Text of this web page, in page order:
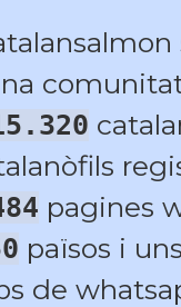
pagines
països i
de